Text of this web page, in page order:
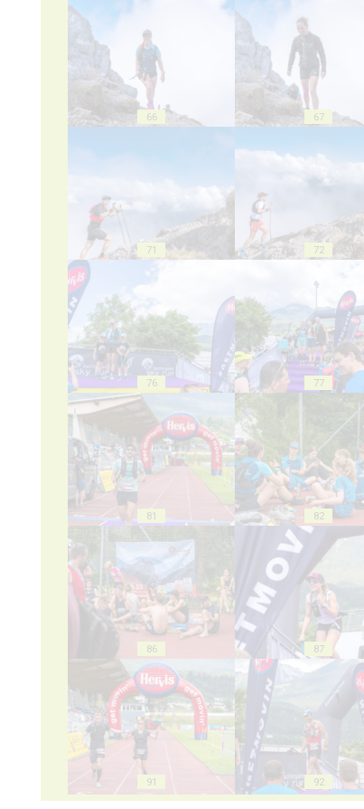
66 67
71 72
76 77
81 82
86 87
91 92